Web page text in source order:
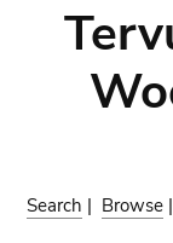
Search | Browse |